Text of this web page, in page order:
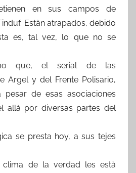
en sus campos de
Estàn atrapados, debido
es, tal vez, lo que no se
que, el serial de las
Argel y del Frente Polisario,
de esas asociaciones
allà por diversas partes del
se presta hoy, a sus tejes
de la verdad les està